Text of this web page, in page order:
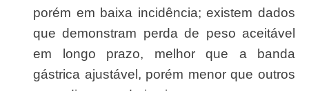
porém em baixa incidência; existem dados
que demonstram perda de peso aceitável
em longo prazo, melhor que a banda
gástrica ajustável, porém menor que outros